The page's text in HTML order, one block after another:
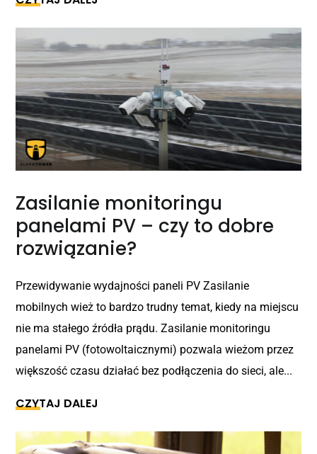
Zasilanie monitoringu
panelami PV – czy to dobre
rozwiązanie?
Przewidywanie wydajności paneli PV Zasilanie
mobilnych wież to bardzo trudny temat, kiedy na miejscu
nie ma stałego źródła prądu. Zasilanie monitoringu
panelami PV (fotowoltaicznymi) pozwala wieżom przez
większość czasu działać bez podłączenia do sieci, ale...
CZYTAJ DALEJ